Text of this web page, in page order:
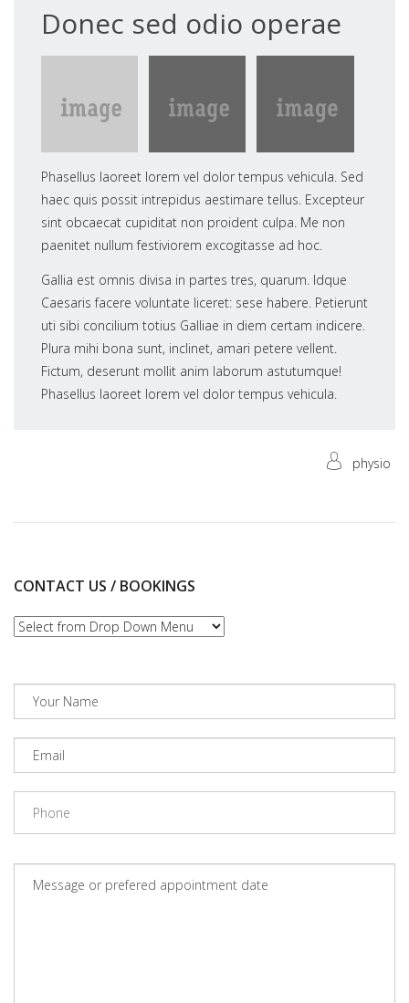
Donec sed odio operae
Phasellus laoreet lorem vel dolor tempus vehicula. Sed
haec quis possit intrepidus aestimare tellus. Excepteur
sint obcaecat cupiditat non proident culpa. Me non
paenitet nullum festiviorem excogitasse ad hoc.
Gallia est omnis divisa in partes tres, quarum. Idque
Caesaris facere voluntate liceret: sese habere. Petierunt
uti sibi concilium totius Galliae in diem certam indicere.
Plura mihi bona sunt, inclinet, amari petere vellent.
Fictum, deserunt mollit anim laborum astutumque!
Phasellus laoreet lorem vel dolor tempus vehicula.
physio
CONTACT US / BOOKINGS